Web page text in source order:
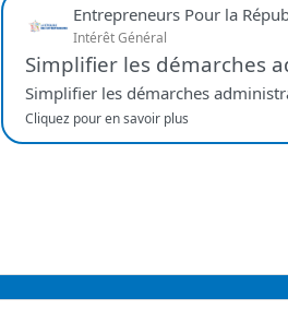
Entrepreneurs Pour la
Intérêt Général
Simplifier les démarches
Simplifier les démarches
Cliquez pour en savoir plus